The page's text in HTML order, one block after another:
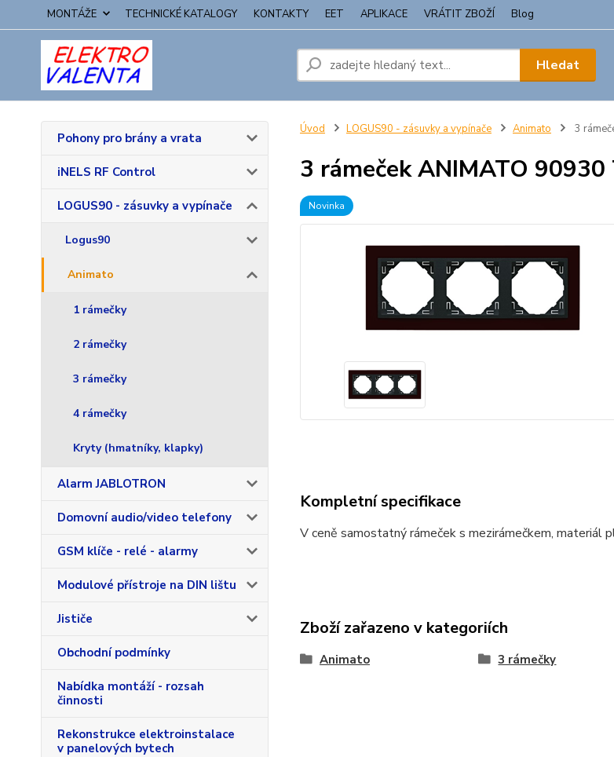
MONTÁŽE TECHNICKÉ KATALOGY KONTAKTY EET APLIKACE VRÁTIT ZBOŽÍ Blog
Hledat
Pohony pro brány a vrata
iNELS RF Control
LOGUS90 - zásuvky a vypínače
Logus90
Animato
1 rámečky
2 rámečky
3 rámečky
4 rámečky
Kryty (hmatníky, klapky)
Alarm JABLOTRON
Domovní audio/video telefony
GSM klíče - relé - alarmy
Modulové přístroje na DIN lištu
Jističe
Obchodní podmínky
Nabídka montáží - rozsah
činnosti
Rekonstrukce elektroinstalace
v panelových bytech
Úvod LOGUS90 - zásuvky a vypínače Animato 3
3 rámeček ANIMATO
Novinka
Kompletní specifikace
V ceně samostatný rámeček s mezirámečkem, materiál
Zboží zařazeno v kategoriích
Animato 3 rámečky